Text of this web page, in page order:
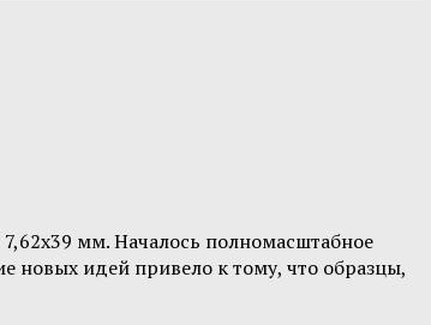
мм. Началось полномасштабное
новых идей привело к тому, что образцы,